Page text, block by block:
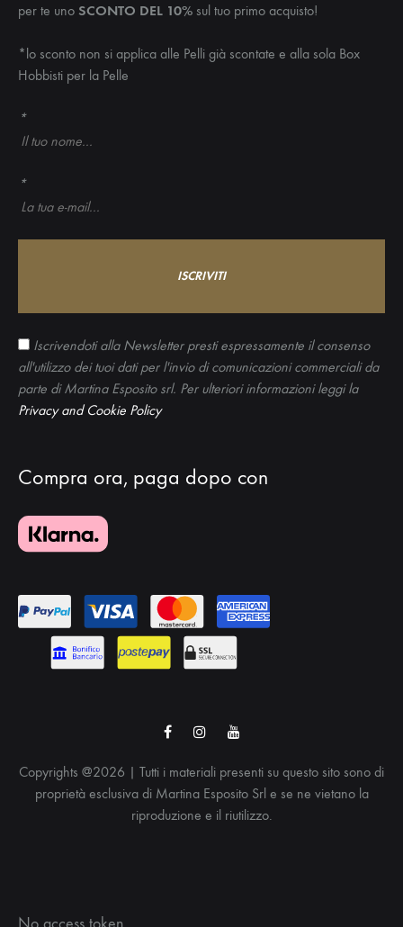
per te uno SCONTO DEL 10% sul tuo primo acquisto!
*lo sconto non si applica alle Pelli già scontate e alla sola Box
Hobbisti per la Pelle
*
*
Iscrivendoti alla Newsletter presti espressamente il consenso
all'utilizzo dei tuoi dati per l'invio di comunicazioni commerciali da
parte di Martina Esposito srl. Per ulteriori informazioni leggi la
Privacy and Cookie Policy
Compra ora, paga dopo con
Copyrights @2026 | Tutti i materiali presenti su questo sito sono di
proprietà esclusiva di Martina Esposito Srl e se ne vietano la
riproduzione e il riutilizzo.
FacebookInstagramYoutube